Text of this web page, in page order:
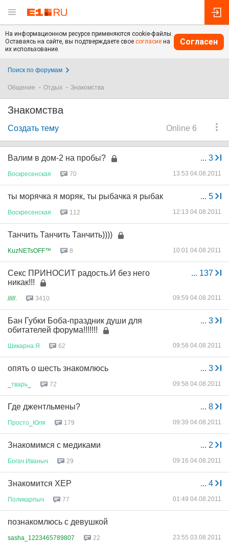
На информационном ресурсе применяются cookie-файлы.
Оставаясь на сайте, вы подтверждаете свое согласие на
их использование.
Согласен
Поиск по форумам
Общение Отдых Знакомства
Знакомства
Online 6
Создать тему
... 3
Валим в дом-2 на пробы?
Воскресенская 70 13:53 04.08.2011
... 5
ты морячка я моряк, ты рыбачка я рыбак
Воскресенская 112 12:13 04.08.2011
Танчить Танчить Танчить))))
KuzNETsOFF™ 8 10:01 04.08.2011
... 137
Секс ПРИНОСИТ радость.И без него
никак!!!
/////. 3410 09:59 04.08.2011
... 3
Бан Губки Боба-праздник души для
обитателей форума!!!!!!!
Шикарна Я 62 09:58 04.08.2011
... 3
опять о шесть знакомлюсь
тварь 72 09:58 04.08.2011
... 8
Где джентльмены?
Просто Юля 179 09:39 04.08.2011
... 2
Знакомимся с медиками
Богач Иваныч 29 09:16 04.08.2011
... 4
Знакомится ХЕР
Поликарпыч 77 01:49 04.08.2011
познакомлюсь с девушкой
sasha_1223465789807 22 23:55 03.08.2011